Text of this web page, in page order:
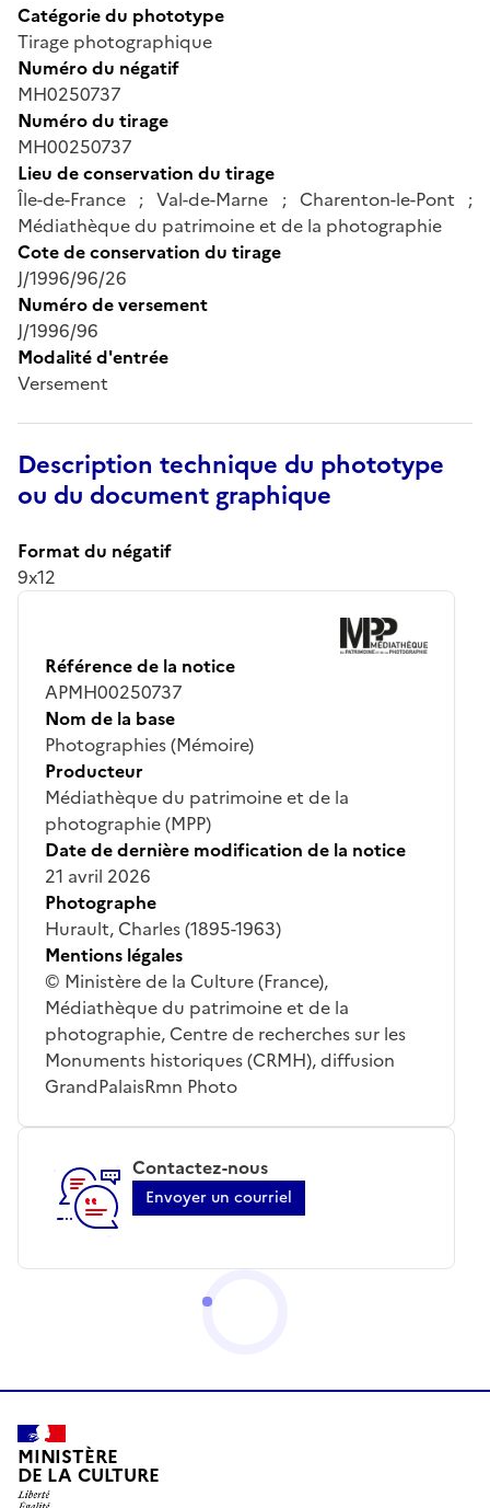
Catégorie du phototype
Tirage photographique
Numéro du négatif
MH0250737
Numéro du tirage
MH00250737
Lieu de conservation du tirage
Île-de-France ; Val-de-Marne ; Charenton-le-Pont ;
Médiathèque du patrimoine et de la photographie
Cote de conservation du tirage
J/1996/96/26
Numéro de versement
J/1996/96
Modalité d'entrée
Versement
Description technique du phototype
ou du document graphique
Format du négatif
9x12
Référence de la notice
APMH00250737
Nom de la base
Photographies (Mémoire)
Producteur
Médiathèque du patrimoine et de la
photographie (MPP)
Date de dernière modification de la notice
21 avril 2026
Photographe
Hurault, Charles (1895-1963)
Mentions légales
© Ministère de la Culture (France),
Médiathèque du patrimoine et de la
photographie, Centre de recherches sur les
Monuments historiques (CRMH), diffusion
GrandPalaisRmn Photo
Contactez-nous
Envoyer un courriel
MINISTÈRE
DE LA CULTURE